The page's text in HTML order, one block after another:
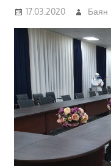
17.03.2020 Баян